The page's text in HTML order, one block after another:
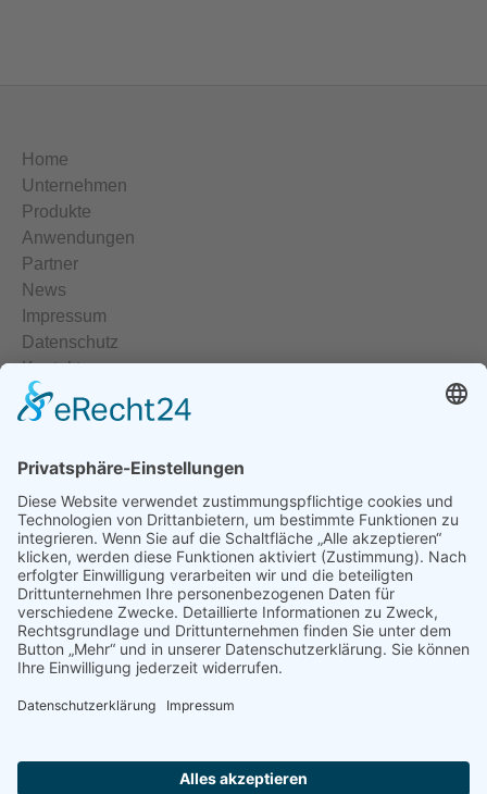
Home
Unternehmen
Produkte
Anwendungen
Partner
News
Impressum
Datenschutz
Kontakt
Temperiergeräte
Temperaturregler
Halbleiterrelais
Heisskanalregler
Temperatursensoren
Temperaturmessumformer